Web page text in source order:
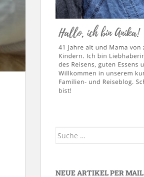
Suche
NEUE ARTIKEL PER MAIL